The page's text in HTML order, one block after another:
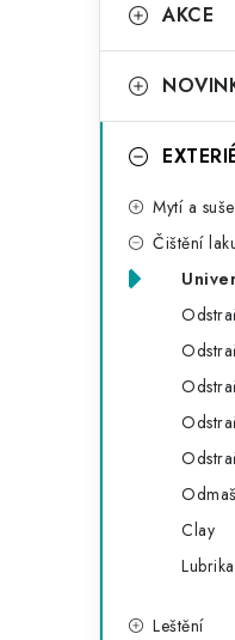
o
t
kategorie
a
e
AKCE
Mytí a
Čištění
Clay
Leštění